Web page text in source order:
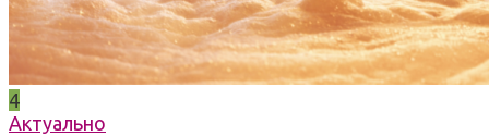
4
Актуально